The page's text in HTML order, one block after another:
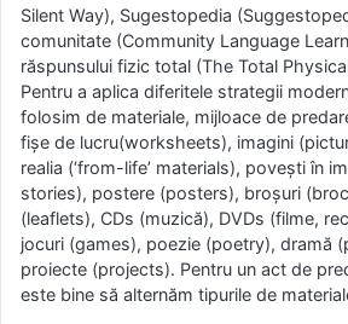
Silent Way), Sugestopedia
comunitate (Community Language
răspunsului fizic total (The Total
Pentru a aplica diferitele strategii
folosim de materiale, mijloace de
fişe de lucru(worksheets), imagini
realia (‘from-life’ materials), poveşti în
stories), postere (posters), broşuri
(leaflets), CDs (muzică), DVDs (filme,
jocuri (games), poezie (poetry), dramă
proiecte (projects). Pentru un act de
este bine să alternăm tipurile de